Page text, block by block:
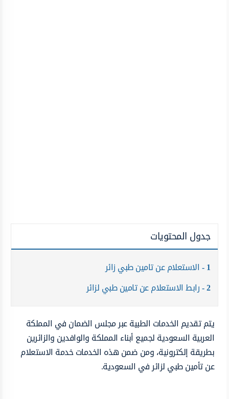
جدول المحتويات
1 الاستعلام عن تامين طبي زائر
2 رابط الاستعلام عن تامين طبي لزائر
يتم تقديم الخدمات الطبية عبر مجلس الضمان في المملكة
العربية السعودية لجميع أبناء المملكة والوافدين والزائرين
بطريقة إلكترونية، ومن ضمن هذه الخدمات خدمة الاستعلام
عن تأمين طبي لزائر في السعودية.